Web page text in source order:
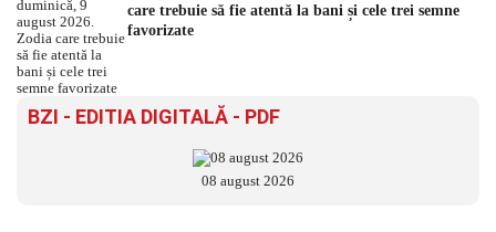
care trebuie să fie atentă la bani și cele trei semne
favorizate
BZI - EDITIA DIGITALĂ - PDF
08 august 2026